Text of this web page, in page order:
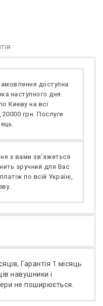
доступна
наступного дня.
Киеву на всі
грн. Послуги
з вами зв'яжеться
зручний для Вас
по всій Україні,
Гарантія 1 місяць
навушники і
не поширюється.